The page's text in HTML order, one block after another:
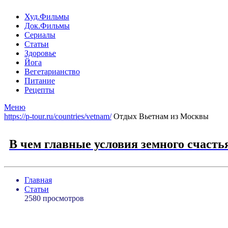
Худ.Фильмы
Док.Фильмы
Сериалы
Статьи
Здоровье
Йога
Вегетарианство
Питание
Рецепты
Меню
https://p-tour.ru/countries/vetnam/Отдых Вьетнам из Москвы
В чем главные условия земного
Главная
Статьи
2580 просмотров